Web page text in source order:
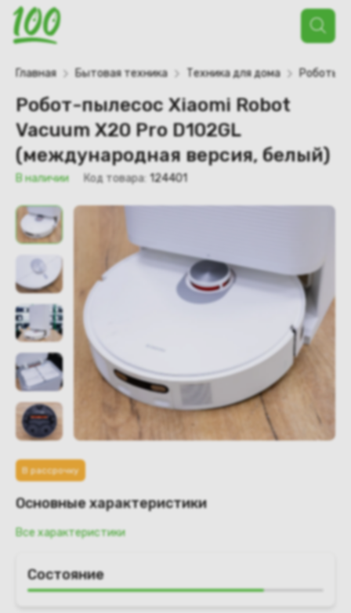
Поиск
товаров
Главная Бытовая техника Техника для дома Роботы-
Робот-пылесос Xiaomi Robot
Vacuum X20 Pro D102GL
(международная версия, белый)
В наличии Код товара: 124401
В рассрочку
Основные характеристики
Все характеристики
Состояние